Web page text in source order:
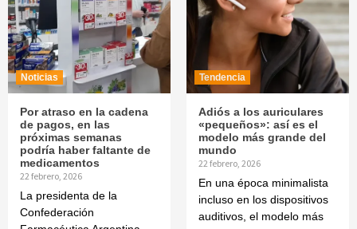
Noticias
Por atraso en la cadena
de pagos, en las
próximas semanas
podría haber faltante de
medicamentos
22 febrero, 2026
La presidenta de la
Confederación
Tendencia
Adiós a los auriculares
«pequeños»: así es el
modelo más grande del
mundo
22 febrero, 2026
En una época minimalista
incluso en los dispositivos
auditivos, el modelo más